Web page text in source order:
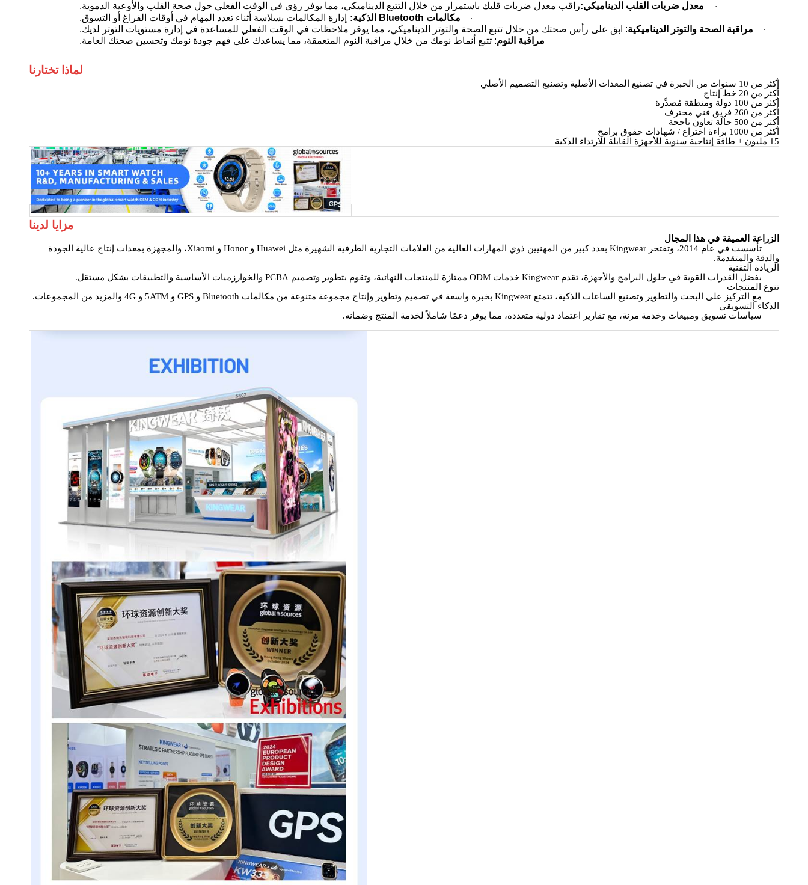
· معدل ضربات القلب الديناميكي:راقب معدل ضربات قلبك باستمرار من خلال التتبع الديناميكي، مما يوفر رؤى في الوقت الفعلي حول صحة القلب والأوعية الدموية.
· مكالمات Bluetooth الذكية: إدارة المكالمات بسلاسة أثناء تعدد المهام في أوقات الفراغ أو التسوق.
· مراقبة الصحة والتوتر الديناميكية: ابق على رأس صحتك من خلال تتبع الصحة والتوتر الديناميكي، مما يوفر ملاحظات في الوقت الفعلي للمساعدة في إدارة مستويات التوتر لديك.
· مراقبة النوم: تتبع أنماط نومك من خلال مراقبة النوم المتعمقة، مما يساعدك على فهم جودة نومك وتحسين صحتك العامة.
لماذا تختارنا
أكثر من 10 سنوات من الخبرة في تصنيع المعدات الأصلية وتصنيع التصميم الأصلي
أكثر من 20 خط إنتاج
أكثر من 100 دولة ومنطقة مُصدَّرة
أكثر من 260 فريق فني محترف
أكثر من 500 حالة تعاون ناجحة
أكثر من 1000 براءة اختراع / شهادات حقوق برامج
15 مليون + طاقة إنتاجية سنوية للأجهزة القابلة للارتداء الذكية
مزايا لدينا
الزراعة العميقة في هذا المجال
تأسست في عام 2014، وتفتخر Kingwear بعدد كبير من المهنيين ذوي المهارات العالية من العلامات التجارية الطرفية الشهيرة مثل Huawei و Honor و Xiaomi، والمجهزة بمعدات إنتاج عالية الجودة
والدقة والمتقدمة.
الريادة التقنية
بفضل القدرات القوية في حلول البرامج والأجهزة، تقدم Kingwear خدمات ODM ممتازة للمنتجات النهائية، وتقوم بتطوير وتصميم PCBA والخوارزميات الأساسية والتطبيقات بشكل مستقل.
تنوع المنتجات
مع التركيز على البحث والتطوير وتصنيع الساعات الذكية، تتمتع Kingwear بخبرة واسعة في تصميم وتطوير وإنتاج مجموعة متنوعة من مكالمات Bluetooth و GPS و 5ATM و 4G والمزيد من المجموعات.
الذكاء التسويقي
سياسات تسويق ومبيعات وخدمة مرنة، مع تقارير اعتماد دولية متعددة، مما يوفر دعمًا شاملاً لخدمة المنتج وضمانه.